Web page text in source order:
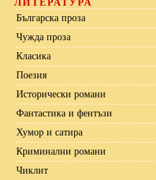
ЛИТЕРАТУРА
Българска проза
Чужда проза
Класика
Поезия
Исторически романи
Фантастика и фентъзи
Хумор и сатира
Криминални романи
Чиклит